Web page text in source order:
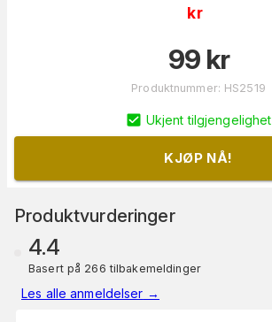
kr
99 kr
Produktnummer: HS2519
Ukjent tilgjengelighet
KJØP NÅ!
Produktvurderinger
4.4
Basert på 266 tilbakemeldinger
Les alle anmeldelser →